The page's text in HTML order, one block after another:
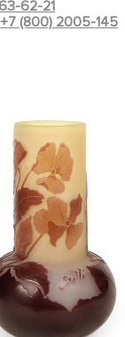
62-21
+7 (800) 2005-145